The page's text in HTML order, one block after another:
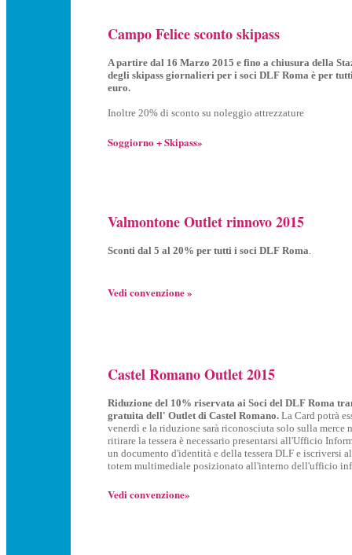
Campo Felice sconto skipass
A partire dal 16 Marzo 2015 e fino a chiusura della
degli skipass giornalieri per i soci DLF Roma è per
euro.
Inoltre 20% di sconto su noleggio attrezzature
Soggiorno + Skipass»
Valmontone Outlet rinnovo 2015
Sconti dal 5 al 20% per tutti i soci DLF Roma.
Vedi convenzione »
Castel Romano Outlet 2015
Riduzione del 10% riservata ai Soci del DLF Roma
gratuita dell' Outlet di Castel Romano.La Card potrà
venerdì e la riduzione sarà riconosciuta solo sulla merce
ritirare la tessera è necessario presentarsi all'Ufficio
un documento d'identità e della tessera DLF e iscriversi
totem multimediale posizionato all'interno dell'ufficio
Vedi convenzione»